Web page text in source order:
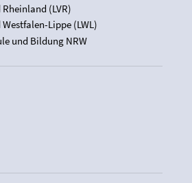
(LVR)
Lippe (LWL)
und Bildung NRW